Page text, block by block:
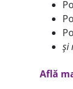
și
Află